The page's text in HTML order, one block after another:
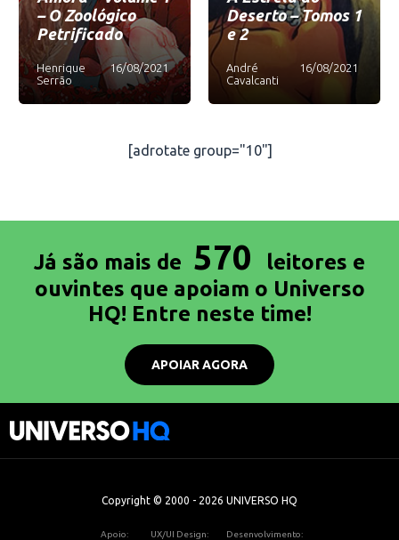
– O Zoológico
Petrificado
Henrique
Serrão
16/08/2021
Deserto – Tomos 1
e 2
André
Cavalcanti
16/08/2021
[adrotate group="10"]
Já são mais de 570
leitores e
ouvintes que apoiam o Universo
HQ! Entre neste time!
APOIAR AGORA
Copyright © 2000 - 2026 UNIVERSO HQ
Apoio: UX/UI Design: Desenvolvimento: